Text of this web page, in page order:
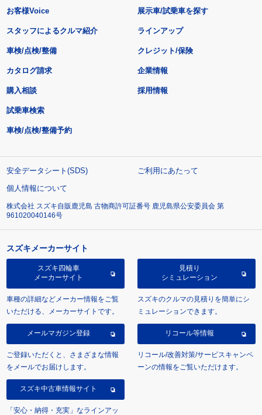
お客様Voice
スタッフによるクルマ紹介
展示車/試乗車を探す
ラインアップ
車検/点検/整備 クレジット/保険
カタログ請求
購入相談
試乗車検索
車検/点検/整備予約
企業情報
採用情報
安全データシート(SDS)
ご利用にあたって
個人情報について
株式会社 スズキ自販鹿児島 古物商許可証番号 鹿児島県公安委員会 第
961020040146号
スズキメーカーサイト
スズキ四輪車
メーカーサイト
車種の詳細などメーカー情報をご覧
いただける、メーカーサイトです。
見積り
シミュレーション
スズキのクルマの見積りを簡単にシ
ミュレーションできます。
メールマガジン登録
ご登録いただくと、さまざまな情報
をメールでお届けします。
リコール等情報
リコール/改善対策/サービスキャンペ
ーンの情報をご覧いただけます。
スズキ中古車情報サイト
「安心・納得・充実」なラインアッ